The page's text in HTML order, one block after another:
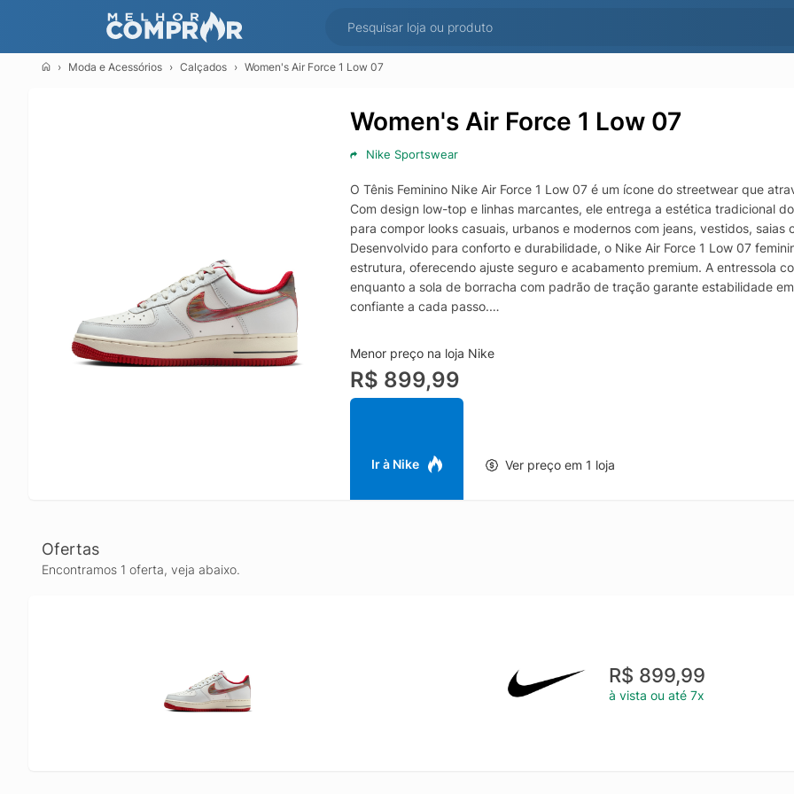
Moda e Acessórios Calçados Women's Air Force 1 Low 07
Women's Air Force 1 Low 07
Nike Sportswear
O Tênis Feminino Nike Air Force 1 Low 07 é um ícone do streetwear que
Com design low-top e linhas marcantes, ele entrega a estética tradicional
para compor looks casuais, urbanos e modernos com jeans, vestidos, saias
Desenvolvido para conforto e durabilidade, o Nike Air Force 1 Low 07
estrutura, oferecendo ajuste seguro e acabamento premium. A entressola
enquanto a sola de borracha com padrão de tração garante estabilidade
confiante a cada passo.
Perfeito para quem busca um tênis branco clássico ou uma opção
presença, praticidade e identidade, elevando produções básicas com um
estações do ano.
Menor preço na loja Nike
R$ 899,99
Ir à Nike Ver preço em 1 loja
Ofertas
Encontramos 1 oferta, veja abaixo.
R$ 899,99
à vista ou até 7x